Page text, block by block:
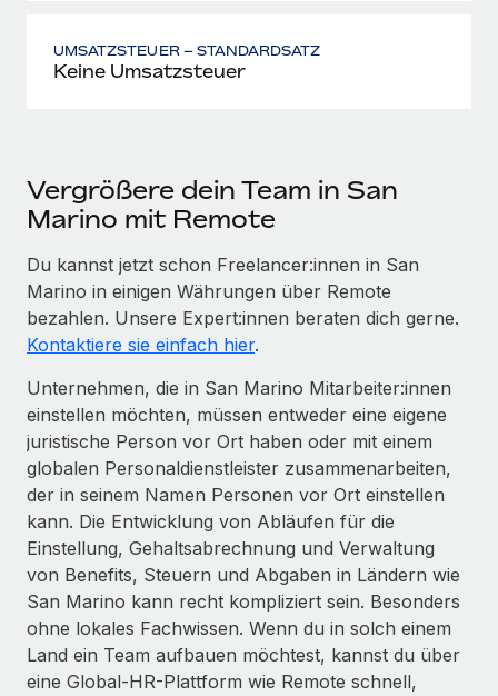
UMSATZSTEUER – STANDARDSATZ
Keine Umsatzsteuer
Vergrößere dein Team in San
Marino mit Remote
Du kannst jetzt schon Freelancer:innen in San
Marino in einigen Währungen über Remote
bezahlen. Unsere Expert:innen beraten dich gerne.
Kontaktiere sie einfach hier.
Unternehmen, die in San Marino Mitarbeiter:innen
einstellen möchten, müssen entweder eine eigene
juristische Person vor Ort haben oder mit einem
globalen Personaldienstleister zusammenarbeiten,
der in seinem Namen Personen vor Ort einstellen
kann. Die Entwicklung von Abläufen für die
Einstellung, Gehaltsabrechnung und Verwaltung
von Benefits, Steuern und Abgaben in Ländern wie
San Marino kann recht kompliziert sein. Besonders
ohne lokales Fachwissen. Wenn du in solch einem
Land ein Team aufbauen möchtest, kannst du über
eine Global-HR-Plattform wie Remote schnell,